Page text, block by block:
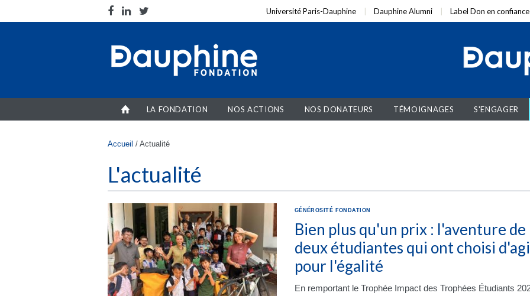
Université Paris-Dauphine Dauphine Alumni Label Don en confiance
LA FONDATION NOS ACTIONS NOS DONATEURS TÉMOIGNAGES S'ENGAGER
Vous êtes ici
Accueil / Actualité
L'actualité
GÉNÉROSITÉ FONDATION
Bien plus qu'un prix : l'aventure de
deux étudiantes qui ont choisi
pour l'égalité
En remportant le Trophée Impact des Trophées Étudiants